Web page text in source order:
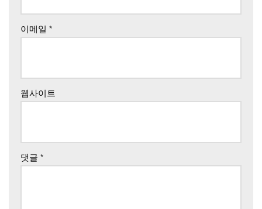
이메일 *
웹사이트
댓글 *